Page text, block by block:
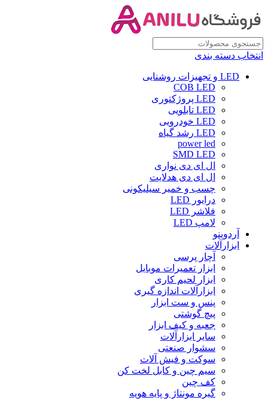
انتخاب دسته بندی
LED و تجهیزات روشنایی
COB LED
LED پروژکتوری
LED تابلویی
LED خودرویی
LED رشد گیاه
power led
SMD LED
ال ای دی نواری
ال ای دی هدلایت
چسب و خمیر سیلیکونی
درایور LED
فلاشر LED
لامپ LED
آردوینو
ابزارآلات
آچار پرسی
ابزار تعمیرات موبایل
ابزار لحیم کاری
ابزارآلات اندازه گیری
پنس و ست ابزار
پیچ گوشتی
جعبه و کیف ابزار
سایر ابزارآلات
سشوار صنعتی
سوکت و فیش آلات
سیم چین و کابل لخت کن
کف چین
گیره مونتاژ و پایه هویه